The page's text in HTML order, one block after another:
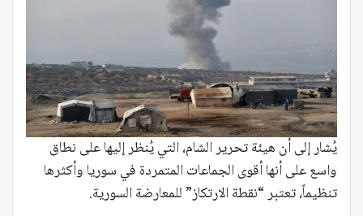
يُشار إلى أن هيئة تحرير الشام، التي يُنظر إليها على نطاق
واسع على أنها أقوى الجماعات المتمردة في سوريا وأكثرها
تنظيماً، تعتبر “نقطة الارتكاز” للمعارضة السورية.